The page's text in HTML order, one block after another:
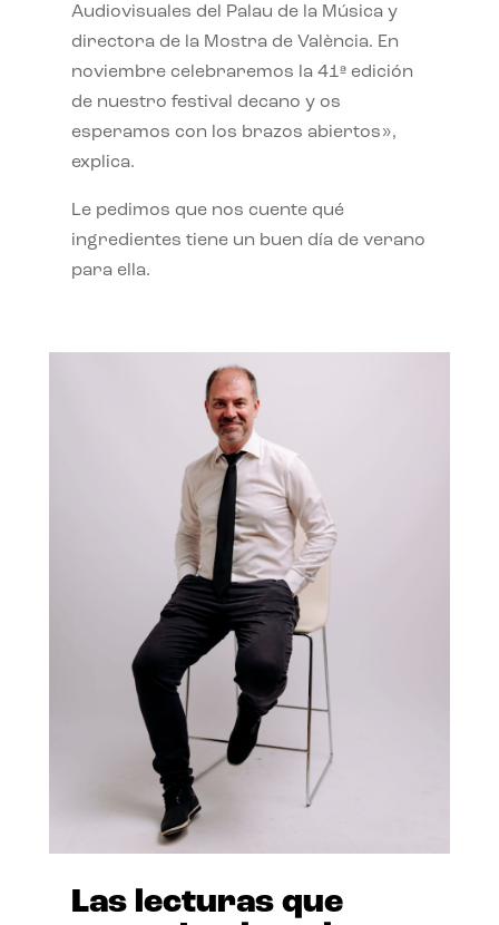
Audiovisuales del Palau de la Música y
directora de la Mostra de València. En
noviembre celebraremos la 41ª edición
de nuestro festival decano y os
esperamos con los brazos abiertos»,
explica.
Le pedimos que nos cuente qué
ingredientes tiene un buen día de verano
para ella.
Las lecturas que